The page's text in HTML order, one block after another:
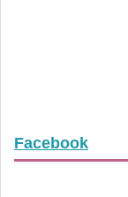
Facebook